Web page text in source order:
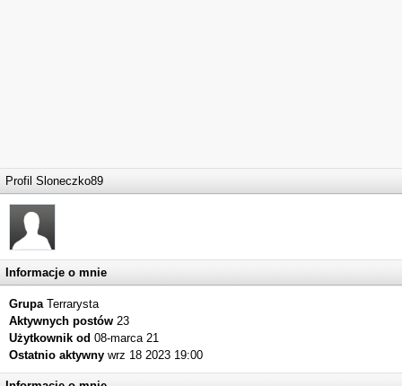
Profil Sloneczko89
Informacje o mnie
GrupaTerrarysta
Aktywnych postów 23
Użytkownik od 08-marca 21
Ostatnio aktywny wrz 18 2023 19:00